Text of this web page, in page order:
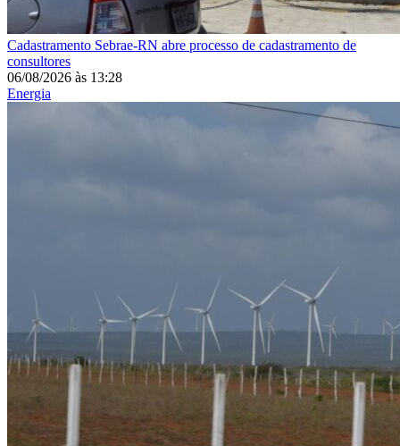
Cadastramento Sebrae-RN abre processo de cadastramento de
consultores
06/08/2026 às 13:28
Energia